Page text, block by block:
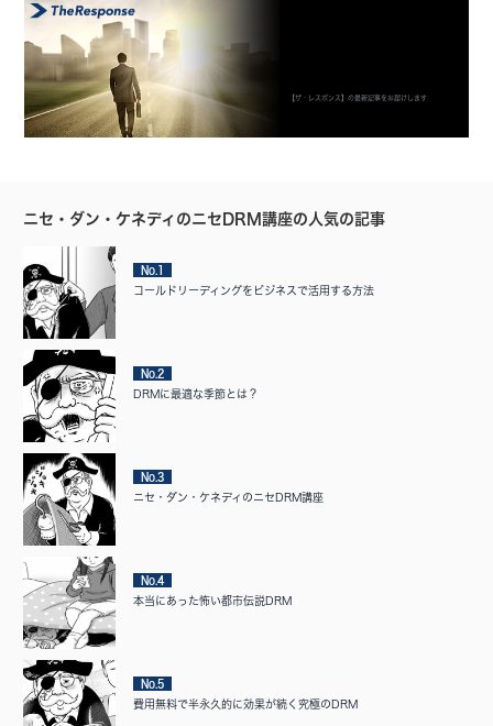
【ザ・レスポンス】の最新記事をお届けします
ニセ・ダン・ケネディのニセDRM講座の人気の記事
No.1
コールドリーディングをビジネスで活用する方法
No.2
DRMに最適な季節とは？
No.3
ニセ・ダン・ケネディのニセDRM講座
No.4
本当にあった怖い都市伝説DRM
No.5
費用無料で半永久的に効果が続く究極のDRM